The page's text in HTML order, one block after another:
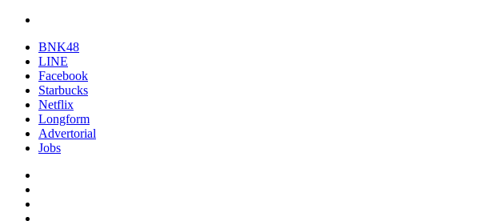
BNK48
LINE
Facebook
Starbucks
Netflix
Longform
Advertorial
Jobs